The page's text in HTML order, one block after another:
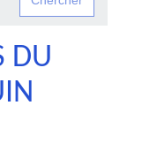
DU